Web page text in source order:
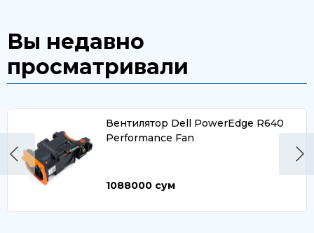
Вы недавно
просматривали
Вентилятор Dell PowerEdge R640
Performance Fan
1088000 сум